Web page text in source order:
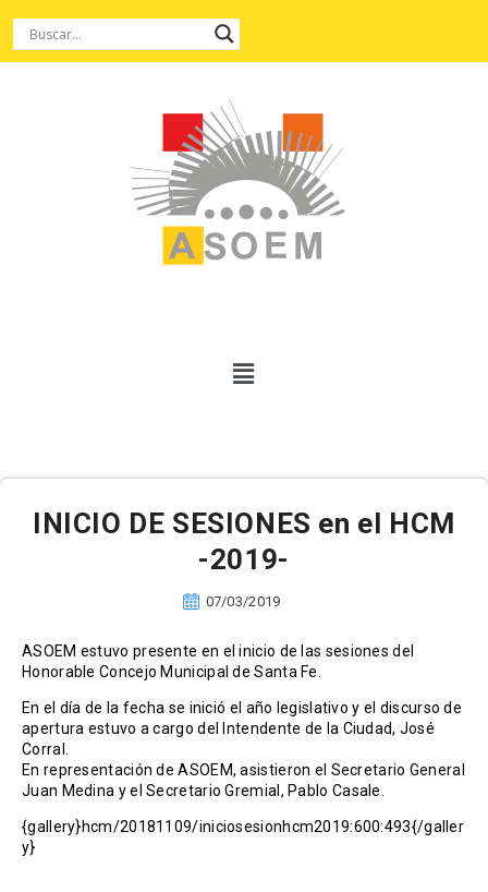
INICIO DE SESIONES en el HCM
-2019-
07/03/2019
ASOEM estuvo presente en el inicio de las sesiones del
Honorable Concejo Municipal de Santa Fe.
En el día de la fecha se inició el año legislativo y el discurso de
apertura estuvo a cargo del Intendente de la Ciudad, José
Corral.
En representación de ASOEM, asistieron el Secretario General
Juan Medina y el Secretario Gremial, Pablo Casale.
{gallery}hcm/20181109/iniciosesionhcm2019:600:493{/galler
y}